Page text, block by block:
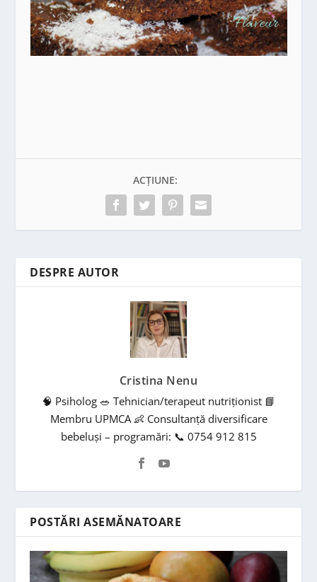
ACȚIUNE:
DESPRE AUTOR
Cristina Nenu
🧠 Psiholog 🥗 Tehnician/terapeut nutriționist 📘
Membru UPMCA 👶 Consultanță diversificare
bebeluși – programări: 📞 0754 912 815
POSTĂRI ASEMĂNATOARE